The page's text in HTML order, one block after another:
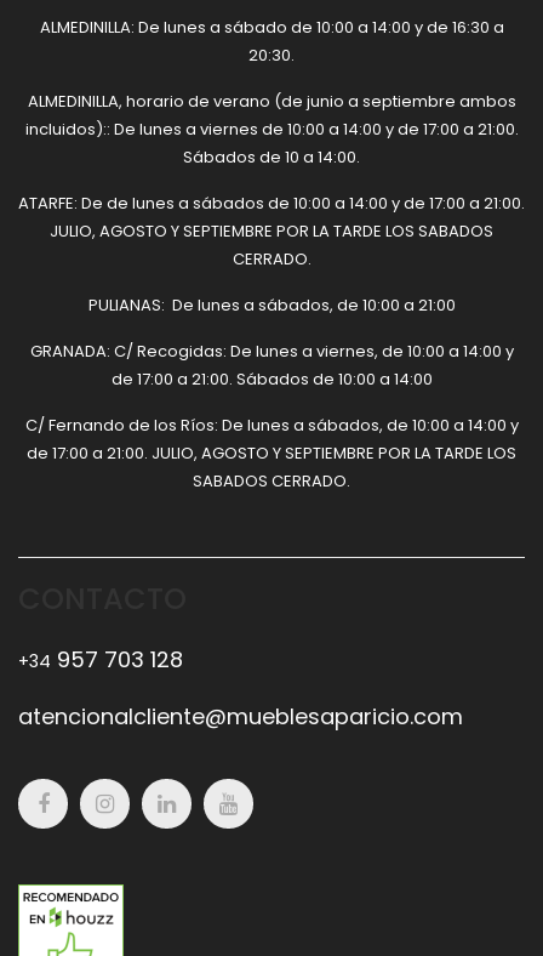
ALMEDINILLA: De lunes a sábado de 10:00 a 14:00 y de 16:30 a
20:30.
ALMEDINILLA, horario de verano (de junio a septiembre ambos
incluidos):: De lunes a viernes de 10:00 a 14:00 y de 17:00 a 21:00.
Sábados de 10 a 14:00.
ATARFE: De de lunes a sábados de 10:00 a 14:00 y de 17:00 a 21:00.
JULIO, AGOSTO Y SEPTIEMBRE POR LA TARDE LOS SABADOS
CERRADO.
PULIANAS: De lunes a sábados, de 10:00 a 21:00
GRANADA: C/ Recogidas: De lunes a viernes, de 10:00 a 14:00 y
de 17:00 a 21:00. Sábados de 10:00 a 14:00
C/ Fernando de los Ríos: De lunes a sábados, de 10:00 a 14:00 y
de 17:00 a 21:00. JULIO, AGOSTO Y SEPTIEMBRE POR LA TARDE LOS
SABADOS CERRADO.
+34 957 703 128
atencionalcliente@mueblesaparicio.com